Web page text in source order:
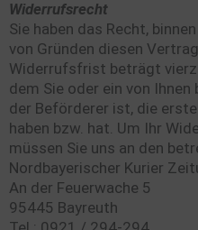
Widerrufsrecht
Sie haben das Recht,
von Gründen diesen
Widerrufsfrist beträgt
dem Sie oder ein von
der Beförderer ist, die
haben bzw. hat. Um Ihr
müssen Sie uns an den
Nordbayerischer Kurier
An der Feuerwache 5
95445 Bayreuth